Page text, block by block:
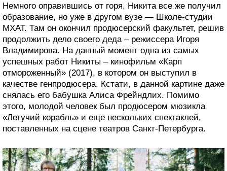
Немного оправившись от горя, Никита все же получил
образование, но уже в другом вузе — Школе-студии
МХАТ. Там он окончил продюсерский факультет, решив
продолжить дело своего деда – режиссера Игоря
Владимирова. На данный момент одна из самых
успешных работ Никиты – кинофильм «Карп
отмороженный» (2017), в котором он выступил в
качестве генпродюсера. Кстати, в данной картине даже
снялась его бабушка Алиса Фрейндлих. Помимо
этого, молодой человек был продюсером мюзикла
«Летучий корабль» и еще нескольких спектаклей,
поставленных на сцене театров Санкт-Петербурга.